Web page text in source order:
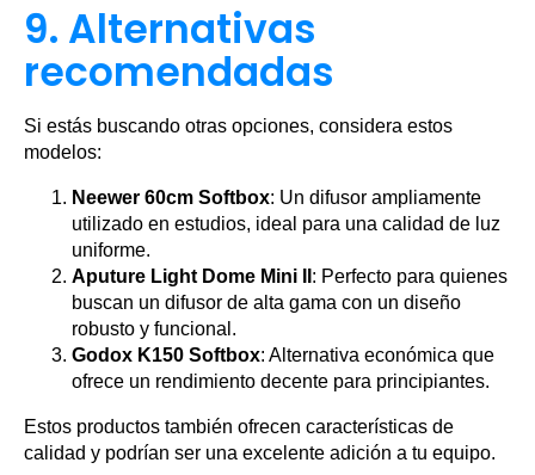
9. Alternativas
recomendadas
Si estás buscando otras opciones, considera estos
modelos:
Neewer 60cm Softbox: Un difusor ampliamente
utilizado en estudios, ideal para una calidad de luz
uniforme.
Aputure Light Dome Mini II : Perfecto para quienes
buscan un difusor de alta gama con un diseño
robusto y funcional.
Godox K150 Softbox: Alternativa económica que
ofrece un rendimiento decente para principiantes.
Estos productos también ofrecen características de
calidad y podrían ser una excelente adición a tu equipo.